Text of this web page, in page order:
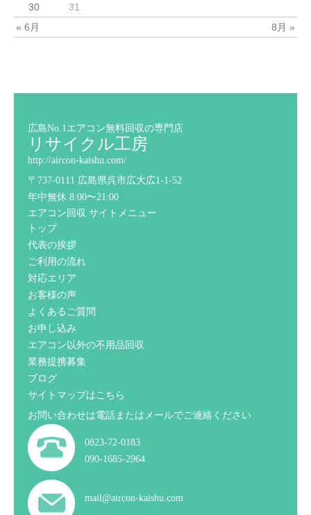
« 6月 8月 »
30
31
広島No.1エアコン無料回収の専門店
リサイクル工房
http://aircon-kaishu.com/
〒737-0111 広島県呉市広大広1-1-52
年中無休 8:00〜21:00
エアコン回収 サイトメニュー
トップ
代表の挨拶
ご利用の流れ
対応エリア
お客様の声
よくあるご質問
お申し込み
エアコン以外の不用品回収
業務提携募集
ブログ
サイトマップはこちら
お問い合わせは電話またはメールでご連絡ください
0823-72-0183
090-1685-2964
mail@aircon-kaishu.com